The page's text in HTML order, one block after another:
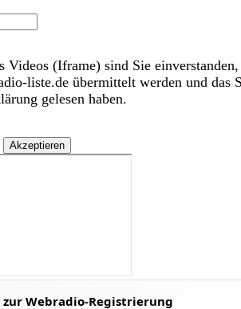
(Iframe) sind Sie einverstanden,
liste.de übermittelt werden und das
gelesen haben.